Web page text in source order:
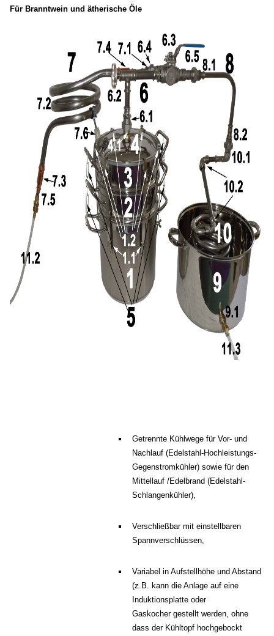
Für Branntwein und ätherische Öle
Getrennte Kühlwege für Vor- und
Nachlauf (Edelstahl-Hochleistungs-
Gegenstromkühler) sowie für den
Mittellauf /Edelbrand (Edelstahl-
Schlangenkühler),
Verschließbar mit einstellbaren
Spannverschlüssen,
Variabel in Aufstellhöhe und Abstand
(z.B. kann die Anlage auf eine
Induktionsplatte oder
Gaskocher gestellt werden, ohne
dass der Kühltopf hochgebockt